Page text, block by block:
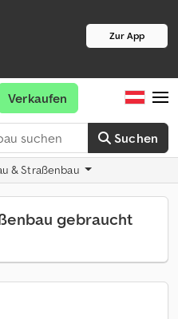
Zur App
Suchen
Verkaufen
& Straßenbau
gebraucht